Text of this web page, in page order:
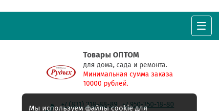
Товары ОПТОМ
для дома, сада и ремонта.
Минимальная сумма заказа
10000 рублей.
+7 (831) 218-88-89
+7 950-350-18-80
Мы используем файлы cookie для